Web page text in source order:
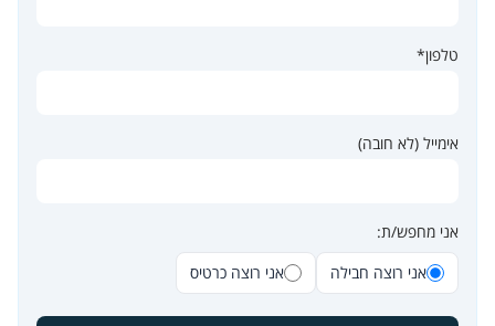
טלפון*
אימייל (לא חובה)
אני מחפש/ת:
אני רוצה חבילה
אני רוצה כרטיס